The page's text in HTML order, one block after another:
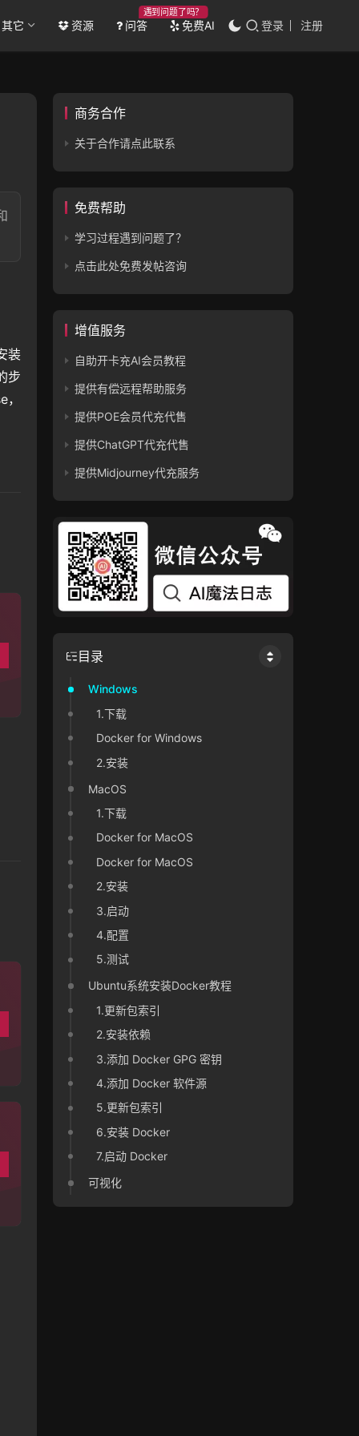
其它 资源 问答
遇到问题了吗？
免费AI 登录 注册
装
步
商务合作
关于合作请点此联系
免费帮助
学习过程遇到问题了？
点击此处免费发帖咨询
增值服务
自助开卡充AI会员教程
提供有偿远程帮助服务
提供POE会员代充代售
提供ChatGPT代充代售
提供Midjourney代充服务
目录
Windows
1.下载
Docker for Windows
2.安装
MacOS
1.下载
Docker for MacOS
Docker for MacOS
2.安装
3.启动
4.配置
5.测试
Ubuntu系统安装Docker教程
1.更新包索引
2.安装依赖
3.添加 Docker GPG 密钥
4.添加 Docker 软件源
5.更新包索引
6.安装 Docker
7.启动 Docker
可视化